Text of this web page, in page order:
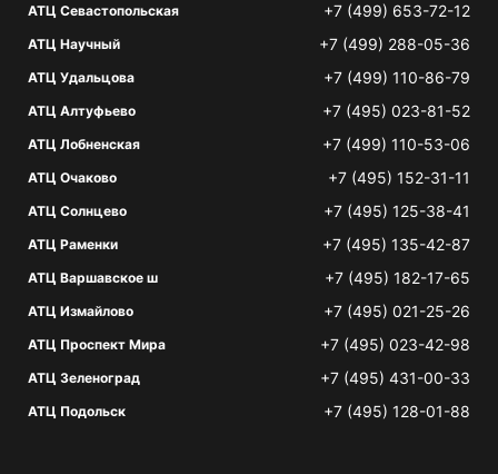
АТЦ Севастопольская +7 (499) 653-72-12
АТЦ Научный +7 (499) 288-05-36
АТЦ Удальцова +7 (499) 110-86-79
АТЦ Алтуфьево +7 (495) 023-81-52
АТЦ Лобненская +7 (499) 110-53-06
АТЦ Очаково +7 (495) 152-31-11
АТЦ Солнцево +7 (495) 125-38-41
АТЦ Раменки +7 (495) 135-42-87
АТЦ Варшавское ш +7 (495) 182-17-65
АТЦ Измайлово +7 (495) 021-25-26
АТЦ Проспект Мира +7 (495) 023-42-98
АТЦ Зеленоград +7 (495) 431-00-33
АТЦ Подольск +7 (495) 128-01-88